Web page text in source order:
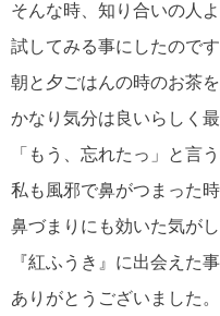
そんな時、知り合いの人
試してみる事にしたのです
朝と夕ごはんの時のお茶
かなり気分は良いらしく
「もう、忘れたっ」と言う
私も風邪で鼻がつまった
鼻づまりにも効いた気が
『紅ふうき』に出会えた
ありがとうございました。